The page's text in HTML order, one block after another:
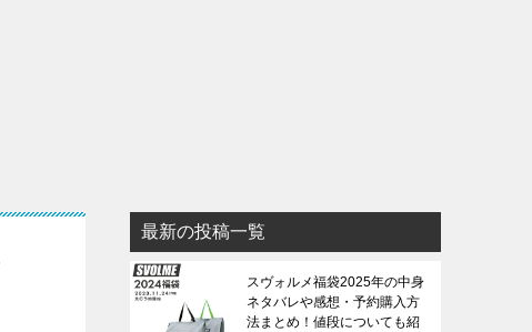
最新の投稿一覧
スヴォルメ福袋2025年の中身
ネタバレや感想・予約購入方
法まとめ！値段についても紹